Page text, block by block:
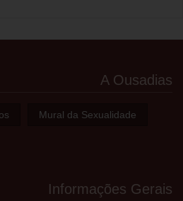
A Ousadias
Mural da Sexualidade
Informações Gerais